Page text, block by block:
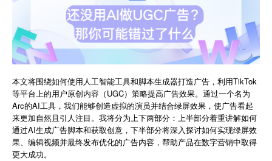
合作伙伴
帮助中心
了解我们
简体中文
本文将围绕如何使用人工智能工具和脚本生成器打造广告，利用TikTok
等平台上的用户原创内容（UGC）策略提高广告效果。通过一个名为
Arc的AI工具，我们能够创造虚拟的演员并结合绿屏效果，使广告看起
来更加自然且引人注目。我将分为上下两部分：上半部分着重讲解如何
通过AI生成广告脚本和获取创意，下半部分将深入探讨如何实现绿屏效
果、编辑视频并最终发布优化的广告内容，帮助产品在数字营销中取得
更大成功。